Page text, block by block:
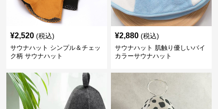
¥2,520 (税込)
サウナハット シンプル＆チェッ
ク柄 サウナハット
¥2,880 (税込)
サウナハット 肌触り優しいバイ
カラーサウナハット